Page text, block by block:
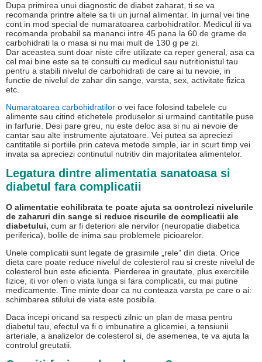
Dupa primirea unui diagnostic de diabet zaharat, ti se va
recomanda printre altele sa tii un jurnal alimentar. In jurnal vei tine
cont in mod special de numaratoarea carbohidratilor. Medicul iti va
recomanda probabil sa mananci intre 45 pana la 60 de grame de
carbohidrati la o masa si nu mai mult de 130 g pe zi.
Dar aceastea sunt doar niste cifre utilizate ca reper general, asa ca
cel mai bine este sa te consulti cu medicul sau nutritionistul tau
pentru a stabili nivelul de carbohidrati de care ai tu nevoie, in
functie de nivelul de zahar din sange, varsta, sex, activitate fizica
etc.
Numaratoarea carbohidratilor o vei face folosind tabelele cu
alimente sau citind etichetele produselor si urmaind cantitatile puse
in farfurie. Desi pare greu, nu este deloc asa si nu ai nevoie de
cantar sau alte instrumente ajutatoare. Vei putea sa apreciezi
cantitatile si portiile prin cateva metode simple, iar in scurt timp vei
invata sa apreciezi continutul nutritiv din majoritatea alimentelor.
Legatura dintre alimentatia sanatoasa si
diabetul fara complicatii
O alimentatie echilibrata te poate ajuta sa controlezi nivelurile
de zaharuri din sange si reduce riscurile de complicatii ale
diabetului, cum ar fi deteriori ale nervilor (neuropatie diabetica
periferica), bolile de inima sau problemele picioarelor.
Unele complicatii sunt legate de grasimile „rele” din dieta. Orice
dieta care poate reduce nivelul de colesterol rau si creste nivelul de
colesterol bun este eficienta. Pierderea in greutate, plus exercitiile
fizice, iti vor oferi o viata lunga si fara complicatii, cu mai putine
medicamente. Tine minte doar ca nu conteaza varsta pe care o ai:
schimbarea stilului de viata este posibila.
Daca incepi oricand sa respecti zilnic un plan de masa pentru
diabetul tau, efectul va fi o imbunatire a glicemiei, a tensiunii
arteriale, a analizelor de colesterol si, de asemenea, te va ajuta la
controlul greutatii.